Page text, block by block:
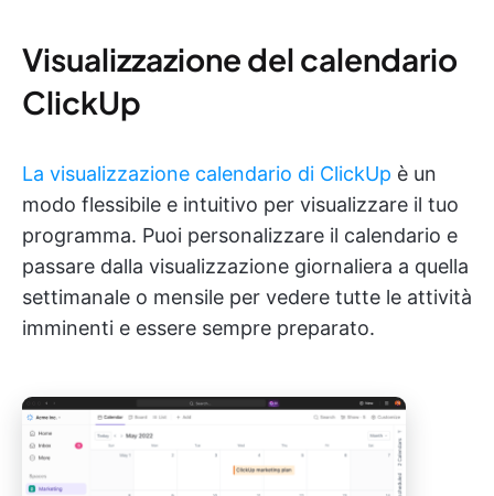
Visualizzazione del calendario
ClickUp
La visualizzazione calendario di ClickUp è un
modo flessibile e intuitivo per visualizzare il tuo
programma. Puoi personalizzare il calendario e
passare dalla visualizzazione giornaliera a quella
settimanale o mensile per vedere tutte le attività
imminenti e essere sempre preparato.